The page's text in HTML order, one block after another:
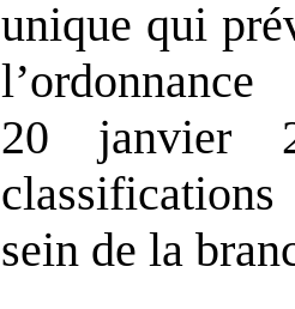
unique qui
20 janvier
sein de la